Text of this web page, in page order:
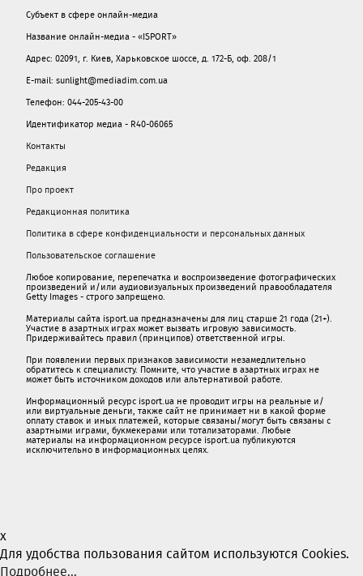
Субъект в сфере онлайн-медиа
Название онлайн-медиа - «ISPORT»
Адрес: 02091, г. Киев, Харьковское шоссе, д. 172-Б, оф. 208/1
E-mail: sunlight@mediadim.com.ua
Телефон: 044-205-43-00
Идентификатор медиа - R40-06065
Контакты
Редакция
Про проект
Редакционная политика
Политика в сфере конфиденциальности и персональных данных
Пользовательское соглашение
Любое копирование, перепечатка и воспроизведение фотографических
произведений и/или аудиовизуальных произведений правообладателя
Getty Images - строго запрещено.
Материалы сайта isport.ua предназначены для лиц старше 21 года (21+).
Участие в азартных играх может вызвать игровую зависимость.
Придерживайтесь правил (принципов) ответственной игры.
При появлении первых признаков зависимости незамедлительно
обратитесь к специалисту. Помните, что участие в азартных играх не
может быть источником доходов или альтернативой работе.
Информационный ресурс isport.ua не проводит игры на реальные и/
или виртуальные деньги, также сайт не принимает ни в какой форме
oплaту ставок и иных платежей, которые связаны/могут быть связаны c
азартными игрaми, букмекерами или тотализаторами. Любые
материалы на информационном ресурсе isport.ua публикуютcя
исключительно в информационных целях.
x
Для удобства пользования сайтом используются Cookies.
Подробнее...